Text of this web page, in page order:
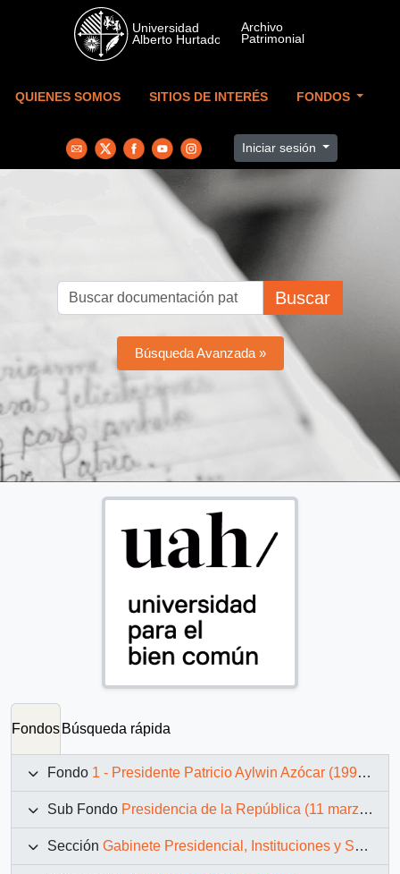
Skip to main content
QUIENES SOMOS SITIOS DE INTERÉS FONDOS
Iniciar sesión
Buscar
Búsqueda Avanzada »
Fondos Búsqueda rápida
Fondo 1 - Presidente Patricio Aylwin Azócar (1990-1994)
Sub Fondo Presidencia de la República (11 marzo 1990 – 11 marzo 1994)
Sección Gabinete Presidencial, Instituciones y Servicios